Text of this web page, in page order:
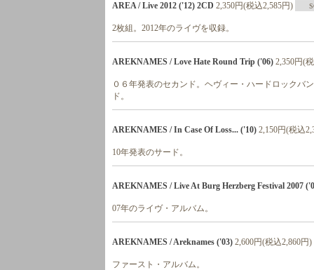
AREA / Live 2012 ('12) 2CD 2,350円(税込2,585円)
2枚組。2012年のライヴを収録。
AREKNAMES / Love Hate Round Trip ('06) 2,350円(
０６年発表のセカンド。ヘヴィー・ハードロックバ
ド。
AREKNAMES / In Case Of Loss... ('10) 2,150円(税込
10年発表のサード。
AREKNAMES / Live At Burg Herzberg Festival 2007
07年のライヴ・アルバム。
AREKNAMES / Areknames ('03) 2,600円(税込2,860円)
ファースト・アルバム。